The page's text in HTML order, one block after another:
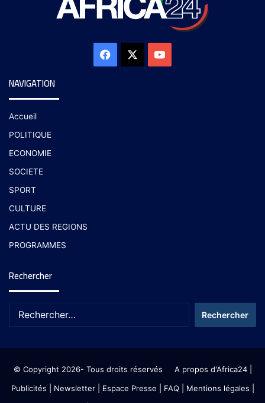
NAVIGATION
Accueil
POLITIQUE
ECONOMIE
SOCIETE
SPORT
CULTURE
ACTU DES REGIONS
PROGRAMMES
Rechercher
© Copyright 2026- Tous droits réservés A propos d'Africa24|
Publicités
Newsletter| Espace Presse | FAQ | Mentions légales